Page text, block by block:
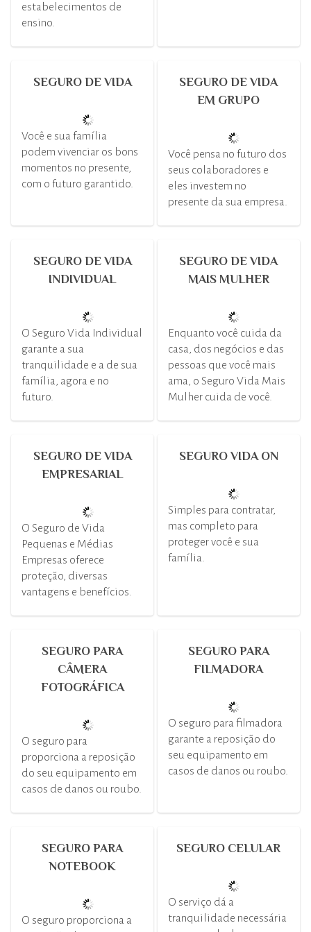
estabelecimentos de
ensino.
SEGURO DE VIDA
Você e sua família
podem vivenciar os bons
momentos no presente,
com o futuro garantido.
SEGURO DE VIDA
EM GRUPO
Você pensa no futuro dos
seus colaboradores e
eles investem no
presente da sua empresa.
SEGURO DE VIDA
INDIVIDUAL
O Seguro Vida Individual
garante a sua
tranquilidade e a de sua
família, agora e no
futuro.
SEGURO DE VIDA
MAIS MULHER
Enquanto você cuida da
casa, dos negócios e das
pessoas que você mais
ama, o Seguro Vida Mais
Mulher cuida de você.
SEGURO DE VIDA
EMPRESARIAL
O Seguro de Vida
Pequenas e Médias
Empresas oferece
proteção, diversas
vantagens e benefícios.
SEGURO VIDA ON
Simples para contratar,
mas completo para
proteger você e sua
família.
SEGURO PARA
CÂMERA
FOTOGRÁFICA
O seguro para
proporciona a reposição
do seu equipamento em
casos de danos ou roubo.
SEGURO PARA
FILMADORA
O seguro para filmadora
garante a reposição do
seu equipamento em
casos de danos ou roubo.
SEGURO PARA
NOTEBOOK
O seguro proporciona a
SEGURO CELULAR
O serviço dá a
tranquilidade necessária